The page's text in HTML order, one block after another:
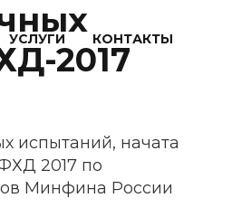
УСЛУГИ КОНТАКТЫ
2017
испытаний, начата
2017 по
Минфина России